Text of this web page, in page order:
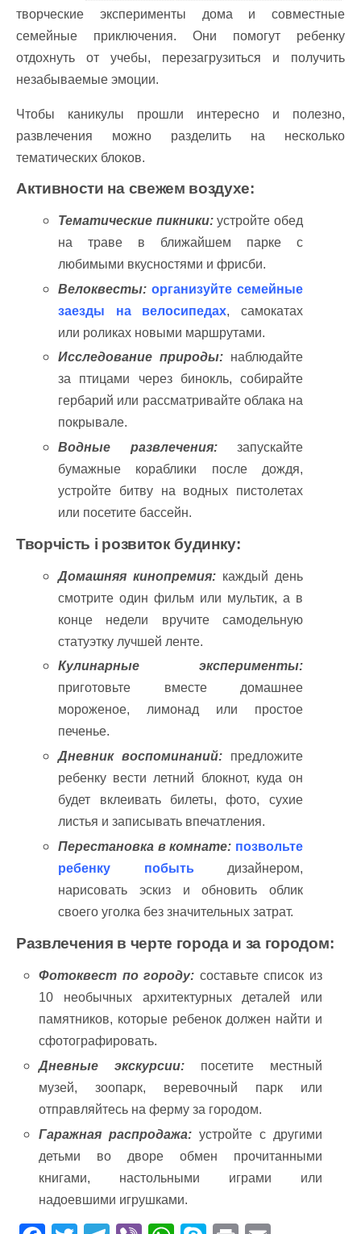
творческие эксперименты дома и совместные
семейные приключения. Они помогут ребенку
отдохнуть от учебы, перезагрузиться и получить
незабываемые эмоции.
Чтобы каникулы прошли интересно и полезно,
развлечения можно разделить на несколько
тематических блоков.
Активности на свежем воздухе:
Тематические пикники:устройте обед
на траве в ближайшем парке с
любимыми вкусностями и фрисби.
Велоквесты: организуйте семейные
заезды на велосипедах, самокатах
или роликах новыми маршрутами.
Исследование природы: наблюдайте
за птицами через бинокль, собирайте
гербарий или рассматривайте облака на
покрывале.
Водные развлечения:запускайте
бумажные кораблики после дождя,
устройте битву на водных пистолетах
или посетите бассейн.
Творчість і розвиток будинку:
Домашняя кинопремия: каждый день
смотрите один фильм или мультик, а в
конце недели вручите самодельную
статуэтку лучшей ленте.
Кулинарные эксперименты:
приготовьте вместе домашнее
мороженое, лимонад или простое
печенье.
Дневник воспоминаний: предложите
ребенку вести летний блокнот, куда он
будет вклеивать билеты, фото, сухие
листья и записывать впечатления.
Перестановка в комнате: позвольте
ребенку побытьдизайнером,
нарисовать эскиз и обновить облик
своего уголка без значительных затрат.
Развлечения в черте города и за городом:
Фотоквест по городу: составьте список из
10 необычных архитектурных деталей или
памятников, которые ребенок должен найти и
сфотографировать.
Дневные экскурсии: посетите местный
музей, зоопарк, веревочный парк или
отправляйтесь на ферму за городом.
Гаражная распродажа: устройте с другими
детьми во дворе обмен прочитанными
книгами, настольными играми или
надоевшими игрушками.